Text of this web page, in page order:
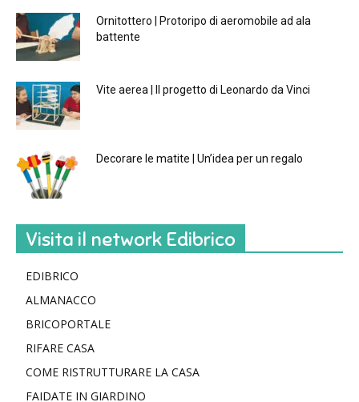
Ornitottero | Protoripo di aeromobile ad ala
battente
Vite aerea | Il progetto di Leonardo da Vinci
Decorare le matite | Un’idea per un regalo
Visita il network Edibrico
EDIBRICO
ALMANACCO
BRICOPORTALE
RIFARE CASA
COME RISTRUTTURARE LA CASA
FAIDATE IN GIARDINO